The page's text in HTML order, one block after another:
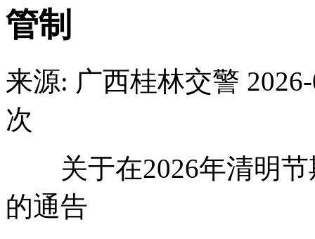
管制
来源: 广西桂林交警
次
关于在2026年清明节
的通告